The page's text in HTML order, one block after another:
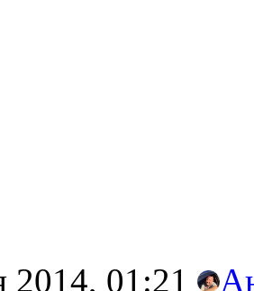
2014, 01:21